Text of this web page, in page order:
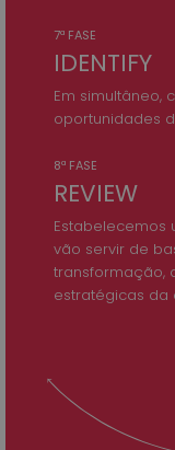
7ª FASE
IDENTIFY
Em simultâneo,
oportunidades
8ª FASE
REVIEW
Estabelecemos
vão servir de
transformação,
estratégicas da